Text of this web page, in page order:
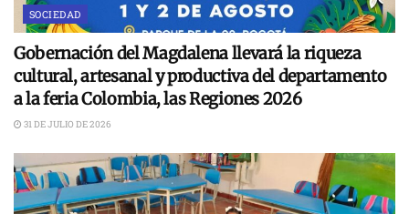
SOCIEDAD
Gobernación del Magdalena llevará la riqueza
cultural, artesanal y productiva del departamento
a la feria Colombia, las Regiones 2026
31 DE JULIO DE 2026